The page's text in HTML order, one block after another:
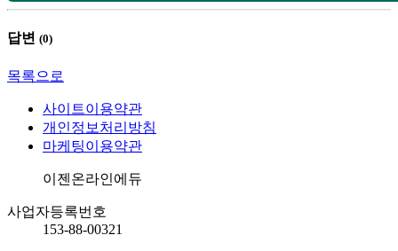
답변 (0)
목록으로
사이트이용약관
개인정보처리방침
마케팅이용약관
회사명이젠온라인에듀
사업자등록번호
153-88-00321